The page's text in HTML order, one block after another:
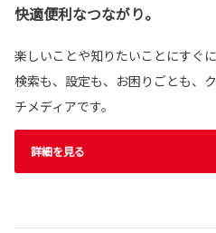
快適便利なつながり。
楽しいことや知りたいことにすぐに
検索も、設定も、お困りごとも、
チメディアです。
詳細を見る